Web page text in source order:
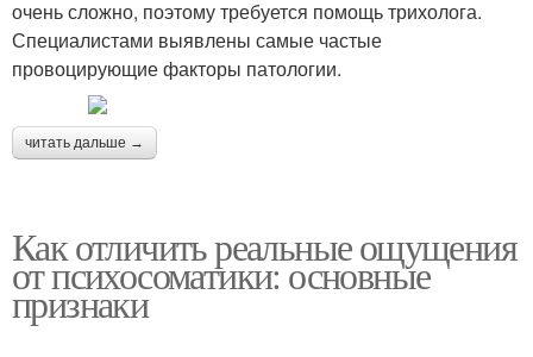
очень сложно, поэтому требуется помощь трихолога.
Специалистами выявлены самые частые
провоцирующие факторы патологии.
читать дальше →
Как отличить реальные ощущения
от психосоматики: основные
признаки